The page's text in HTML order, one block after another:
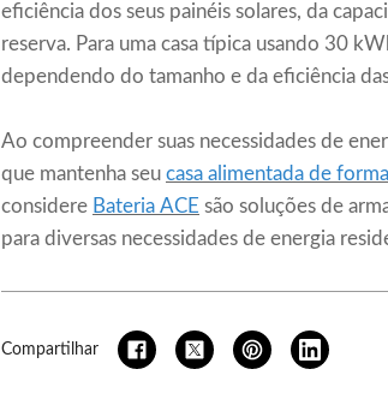
eficiência dos seus painéis solares, da
reserva. Para uma casa típica usando 30
dependendo do tamanho e da eficiência
Ao compreender suas necessidades de
que mantenha seu casa alimentada de
considere Bateria ACE são soluções de
para diversas necessidades de energia
Compartilhar